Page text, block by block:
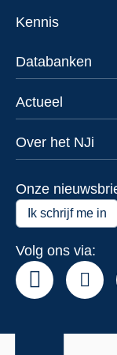
Kennis
Databanken
Actueel
Over het NJi
Onze
Ik schrijf me in
Volg ons via: